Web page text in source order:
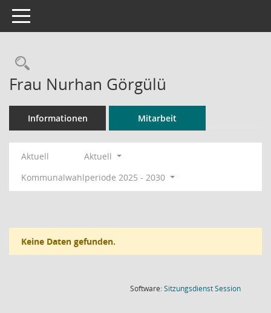
Toggle navigation
Rechercheauswahl
Frau Nurhan Görgülü
Informationen Mitarbeit
Aktuell
Aktuell
Kommunalwahlperiode 2025 - 2030
Keine Daten gefunden.
Software:SitzungsdienstSession(Wird in